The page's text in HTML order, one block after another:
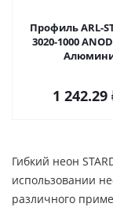
Профиль ARL-
3020-1000
1 242.29
Гибкий неон
использовании
различного